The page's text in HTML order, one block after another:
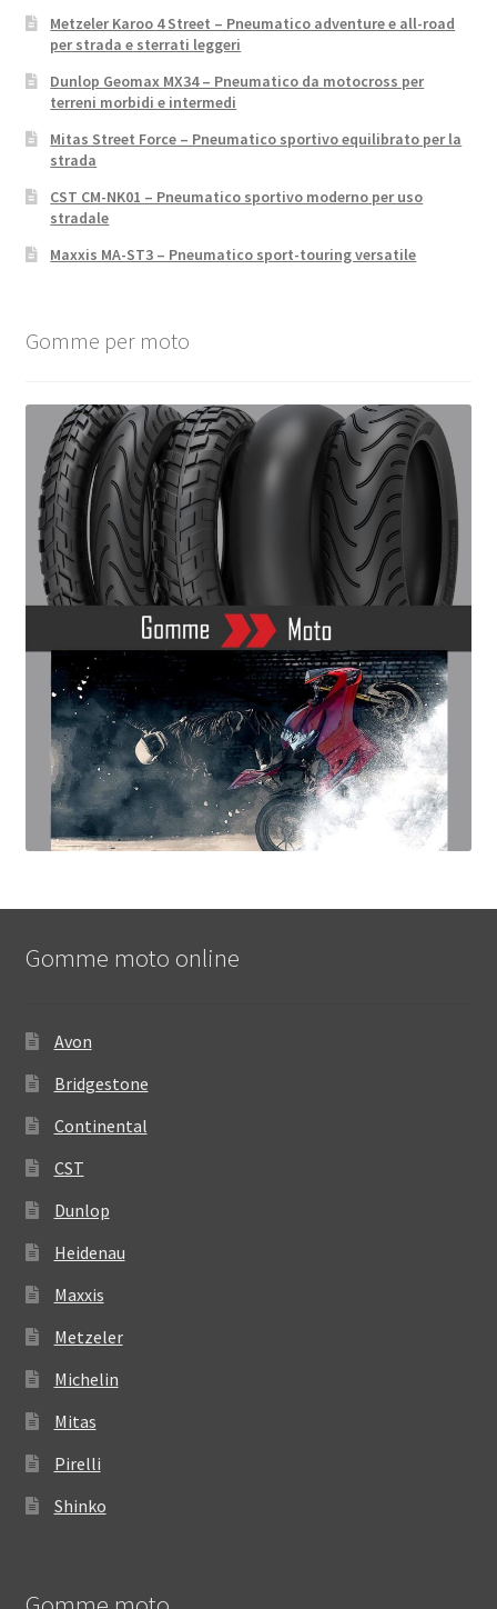
Metzeler Karoo 4 Street – Pneumatico adventure e all-road
per strada e sterrati leggeri
Dunlop Geomax MX34 – Pneumatico da motocross per
terreni morbidi e intermedi
Mitas Street Force – Pneumatico sportivo equilibrato per la
strada
CST CM-NK01 – Pneumatico sportivo moderno per uso
stradale
Maxxis MA-ST3 – Pneumatico sport-touring versatile
Gomme per moto
Gomme moto online
Avon
Bridgestone
Continental
CST
Dunlop
Heidenau
Maxxis
Metzeler
Michelin
Mitas
Pirelli
Shinko